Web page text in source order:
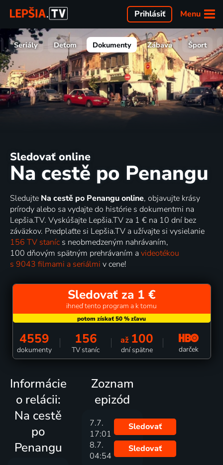
Menu
Prihlásiť
Seriály Deťom Dokumenty Zábava Šport
Sledovať online
Na cestě po Penangu
Sledujte Na cestě po Penangu online, objavujte krásy
prírody alebo sa vydajte do histórie s dokumentmi na
Lepšia.TV. Vyskúšajte Lepšia.TV za 1 € na 10 dní bez
záväzkov. Predplaťte si Lepšia.TV a užívajte si vysielanie
156 TV staníc s neobmedzeným nahrávaním,
100 dňovým spätným prehrávaním a videotékou
s 9043 filmami a seriálmi v cene!
Sledovať za 1 €
ihneď tento program a k tomu
4559
dokumenty
156
TV staníc
až 100
dní spätne darček
Informácie
o relácii:
Na cestě
po
Penangu
Zoznam
epizód
7.7.
17:01
Sledovať
8.7.
04:54
Sledovať